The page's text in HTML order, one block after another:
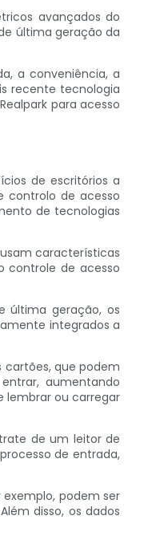
avançados do
última geração da
a conveniência, a
recente tecnologia
para acesso
de escritórios a
controlo de acesso
de tecnologias
características
controle de acesso
última geração, os
integrados a
cartões, que podem
aumentando
lembrar ou carregar
de um leitor de
de entrada,
podem ser
disso, os dados